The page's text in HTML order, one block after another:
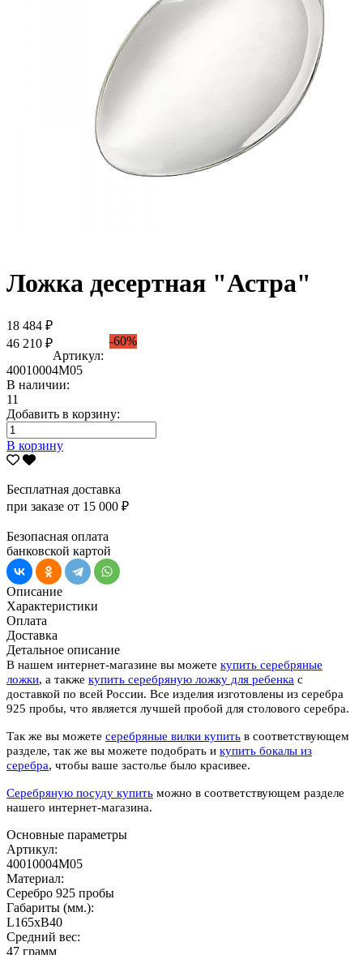
Ложка десертная "Астра"
18 484 ₽
46 210 ₽
-60%
Артикул:
40010004М05
В наличии:
11
Добавить в корзину:
В корзину
Бесплатная доставка
при заказе от 15 000 ₽
Безопасная оплата
банковской картой
Описание
Характеристики
Оплата
Доставка
Детальное описание
В нашем интернет-магазине вы можете купить серебряные
ложки, а также купить серебряную ложку для ребенка с
доставкой по всей России. Все изделия изготовлены из серебра
925 пробы, что является лучшей пробой для столового серебра.
Так же вы можете серебряные вилки купить в соответствующем
разделе, так же вы можете подобрать и купить бокалы из
серебра, чтобы ваше застолье было красивее.
Серебряную посуду купить можно в соответствующем разделе
нашего интернет-магазина.
Основные параметры
Артикул:
40010004М05
Материал:
Серебро 925 пробы
Габариты (мм.):
L165хB40
Средний вес:
47 грамм